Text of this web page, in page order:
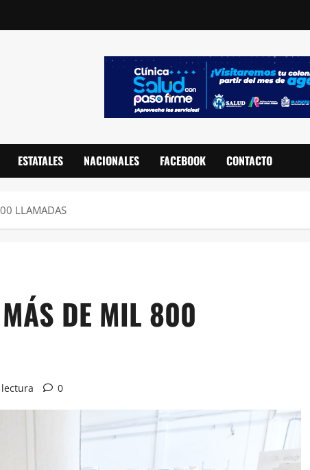
ESTATALES NACIONALES FACEBOOK CONTACTO
LLAMADAS
MÁS DE MIL 800
0